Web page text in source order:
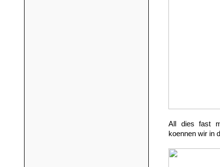
All dies fast
koennen wir in